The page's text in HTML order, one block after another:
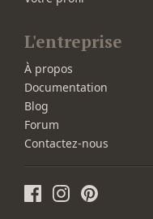
L'entreprise
À propos
Documentation
Blog
Forum
Contactez-nous